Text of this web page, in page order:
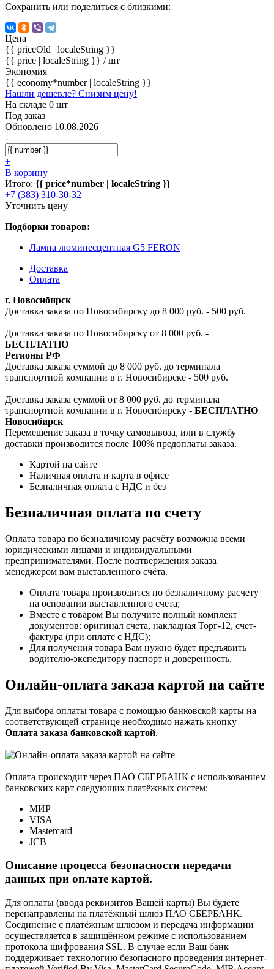
Сохранить или поделиться с близкими:
Цена
{{ priceOld | localeString }}
{{ price | localeString }} / шт
Экономия
{{ economy*number | localeString }}
Нашли дешевле? Снизим цену!
На складе 0 шт
Под заказ
Обновлено 10.08.2026
-
+
В корзину
Итого: {{ price*number | localeString }}
+7 (383) 310-30-32
Уточнить цену
Подборки товаров:
Лампа люминесцентная G5 FERON
Доставка
Оплата
г. Новосибирск
Доставка заказа по Новосибирску до 8 000 руб. - 500 руб.
Доставка заказа по Новосибирску от 8 000 руб. -
БЕСПЛАТНО
Регионы РФ
Доставка заказа суммой до 8 000 руб. до терминала
транспортной компании в г. Новосибирске - 500 руб.
Доставка заказа суммой от 8 000 руб. до терминала
транспортной компании в г. Новосибирску - БЕСПЛАТНО
Новосибирск
Перемещение заказа в точку самовывоза, или в службу
доставки производится после 100% предоплаты заказа.
Картой на сайте
Наличная оплата и карта в офисе
Безналичная оплата с НДС и без
Безналичная оплата по счету
Оплата товара по безналичному расчёту возможна всеми
юридическими лицами и индивидуальными
предпринимателями. После подтверждения заказа
менеджером вам выставленного счёта.
Оплата товара производится по безналичному расчету
на основании выставленного счета;
Вместе с товаром Вы получите полный комплект
документов: оригинал счета, накладная Торг-12, счет-
фактура (при оплате с НДС);
Для получения товара Вам нужно будет предъявить
водителю-экспедитору паспорт и доверенность.
Онлайн-оплата заказа картой на сайте
Для выбора оплаты товара с помощью банковской карты на
соответствующей странице необходимо нажать кнопку
Оплата заказа банковской картой.
Оплата происходит через ПАО СБЕРБАНК с использованием
банковских карт следующих платёжных систем:
МИР
VISA
Mastercard
JCB
Описание процесса безопасности передачи
данных при оплате картой.
Для оплаты (ввода реквизитов Вашей карты) Вы будете
перенаправлены на платёжный шлюз ПАО СБЕРБАНК.
Соединение с платёжным шлюзом и передача информации
осуществляется в защищённом режиме с использованием
протокола шифрования SSL. В случае если Ваш банк
поддерживает технологию безопасного проведения интернет-